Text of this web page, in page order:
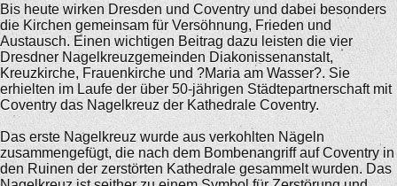
Bis heute wirken Dresden und Coventry und dabei besonders
die Kirchen gemeinsam für Versöhnung, Frieden und
Austausch. Einen wichtigen Beitrag dazu leisten die vier
Dresdner Nagelkreuzgemeinden Diakonissenanstalt,
Kreuzkirche, Frauenkirche und ?Maria am Wasser?. Sie
erhielten im Laufe der über 50-jährigen Städtepartnerschaft mit
Coventry das Nagelkreuz der Kathedrale Coventry.
Das erste Nagelkreuz wurde aus verkohlten Nägeln
zusammengefügt, die nach dem Bombenangriff auf Coventry in
den Ruinen der zerstörten Kathedrale gesammelt wurden. Das